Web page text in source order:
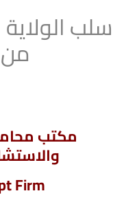
سلب
من
مكتب
Firm